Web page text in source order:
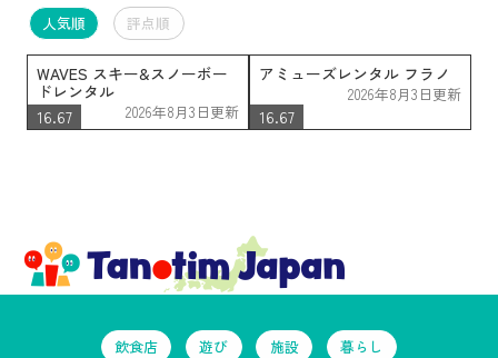
人気順 評点順
16.67
WAVES スキー&スノーボー
ドレンタル
2026年8月3日更新 16.67
アミューズレンタル フラノ
2026年8月3日更新
飲食店 遊び 施設 暮らし